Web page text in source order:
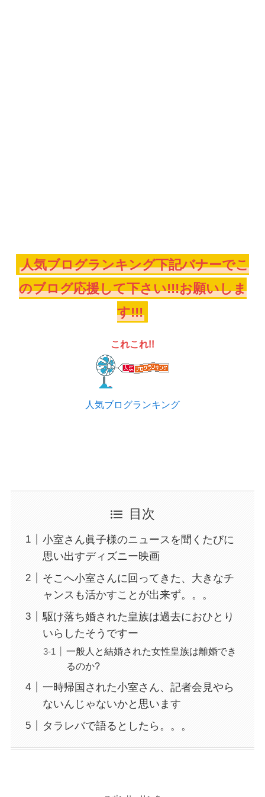
人気ブログランキング下記バナーでこ
のブログ応援して下さい!!!お願いしま
す!!!
これこれ!!
人気ブログランキング
目次
小室さん眞子様のニュースを聞くたびに
思い出すディズニー映画
そこへ小室さんに回ってきた、大きなチ
ャンスも活かすことが出来ず。。。
駆け落ち婚された皇族は過去におひとり
いらしたそうですー
一般人と結婚された女性皇族は離婚でき
るのか?
一時帰国された小室さん、記者会見やら
ないんじゃないかと思います
タラレバで語るとしたら。。。